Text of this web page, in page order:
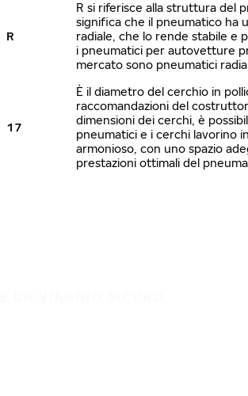
R
R si riferisce alla struttura del
significa che il pneumatico ha
radiale, che lo rende stabile e
i pneumatici per autovetture
mercato sono pneumatici
17
È il diametro del cerchio in
raccomandazioni del
dimensioni dei cerchi, è
pneumatici e i cerchi lavorino
armonioso, con uno spazio
prestazioni ottimali del